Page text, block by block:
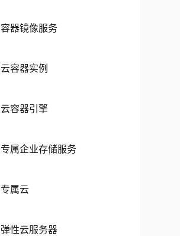
容器镜像服务
云容器实例
云容器引擎
专属企业存储服务
专属云
弹性云服务器